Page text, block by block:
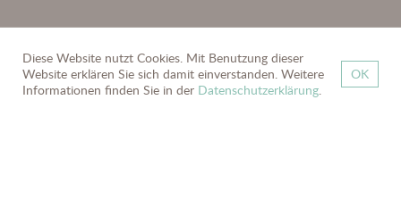
zurück
Diese Website nutzt Cookies. Mit Benutzung dieser
Website erklären Sie sich damit einverstanden. Weitere
Informationen finden Sie in der Datenschutzerklärung.
OK